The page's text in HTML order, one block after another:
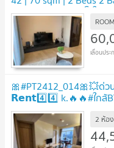
60K/Month | คอนโดให้เช่
🎀#PT2412_014🎀💥ด่
𝗥𝗲𝗻𝘁4️⃣4️⃣ k.🔥🔥#ใกล้
สุขุมวิท42
2 ห้อ